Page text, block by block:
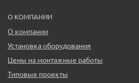
О КОМПАНИИ
О компании
Установка оборудования
Цены на монтажные работы
Типовые проекты